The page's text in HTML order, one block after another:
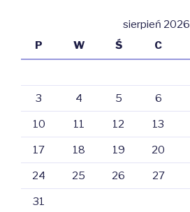
sierpień 2026
P
W Ś C
3 4 5 6
10 11 12 13
17 18 19 20
24 25 26 27
31